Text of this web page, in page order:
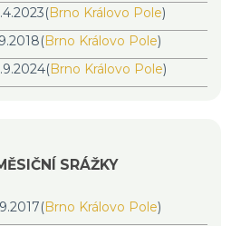
(Brno Královo Pole)
(Brno Královo Pole)
(Brno Královo Pole)
SRÁŽKY
(Brno Královo Pole)